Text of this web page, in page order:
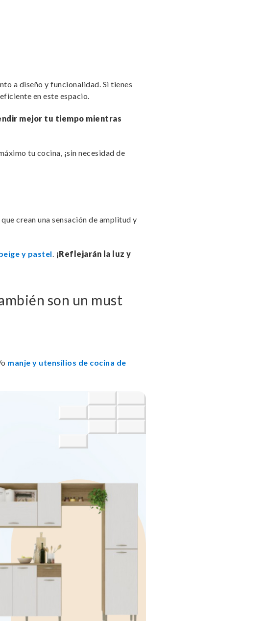
a diseño y funcionalidad. Si tienes
en este espacio.
mejor tu tiempo mientras
tu cocina, ¡sin necesidad de
crean una sensación de amplitud y
y pastel. ¡Reflejarán la luz y
son un must
manje y utensilios de cocina de